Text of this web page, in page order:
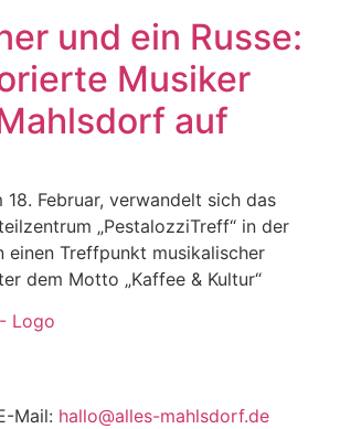
und ein Russe:
Musiker
auf
Februar, verwandelt sich das
„PestalozziTreff“ in der
einen Treffpunkt musikalischer
dem Motto „Kaffee & Kultur“
Mail: hallo@alles-mahlsdorf.de